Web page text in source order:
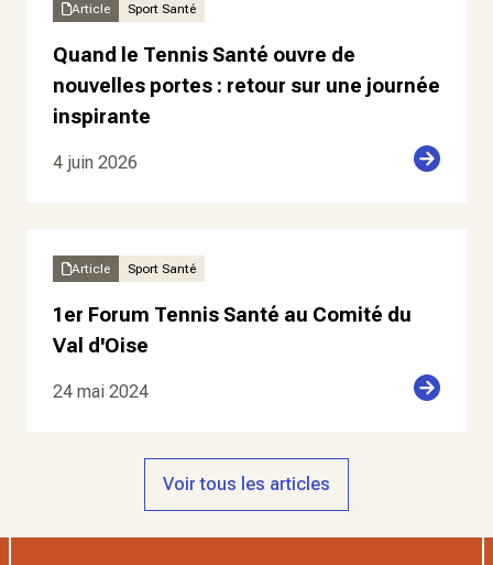
Article Sport Santé
Quand le Tennis Santé ouvre de
nouvelles portes : retour sur une journée
inspirante
4 juin 2026
Article Sport Santé
1er Forum Tennis Santé au Comité du
Val d'Oise
24 mai 2024
Voir tous les articles